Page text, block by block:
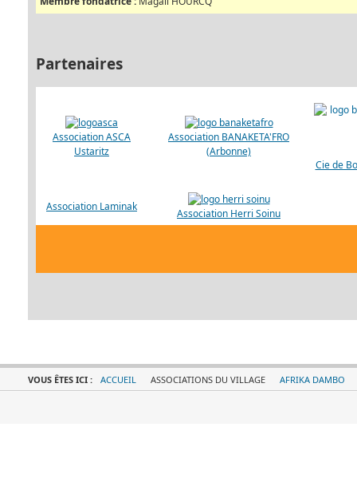
Partenaires
Association ASCA
Ustaritz
Association BANAKETA'FRO
(Arbonne)
Cie de
Association Laminak
Association Herri Soinu
VOUS ÊTES ICI : ACCUEIL ASSOCIATIONS DU VILLAGE AFRIKA DAMBO